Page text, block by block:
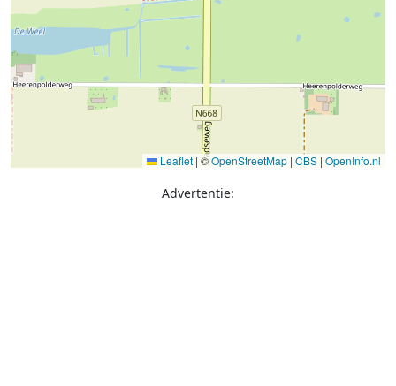
Leaflet | ©OpenStreetMap | CBS | OpenInfo.nl
Advertentie: